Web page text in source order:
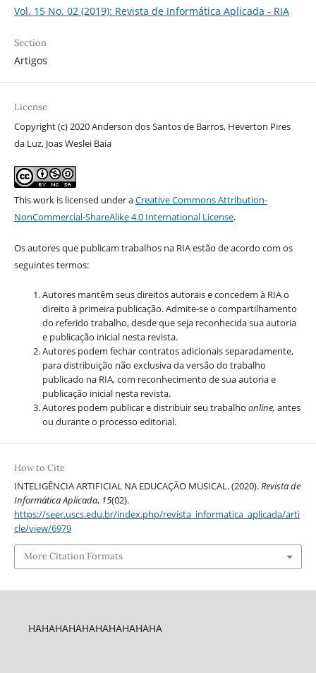
Vol. 15 No. 02 (2019): Revista de Informática Aplicada - RIA
Section
Artigos
License
Copyright (c) 2020 Anderson dos Santos de Barros, Heverton Pires
da Luz, Joas Weslei Baia
This work is licensed under aCreative Commons Attribution-
NonCommercial-ShareAlike 4.0 International License.
Os autores que publicam trabalhos na RIA estão de acordo com os
seguintes termos:
Autores mantêm seus direitos autorais e concedem à RIA o
direito à primeira publicação. Admite-se o compartilhamento
do referido trabalho, desde que seja reconhecida sua autoria
e publicação inicial nesta revista.
Autores podem fechar contratos adicionais separadamente,
para distribuição não exclusiva da versão do trabalho
publicado na RIA, com reconhecimento de sua autoria e
publicação inicial nesta revista.
Autores podem publicar e distribuir seu trabalho online, antes
ou durante o processo editorial.
How to Cite
INTELIGÊNCIA ARTIFICIAL NA EDUCAÇÃO MUSICAL. (2020).Revista de
Informática Aplicada, 15(02).
https://seer.uscs.edu.br/index.php/revista_informatica_aplicada/arti
cle/view/6979
More Citation Formats
HAHAHAHAHAHAHAHAHAHA